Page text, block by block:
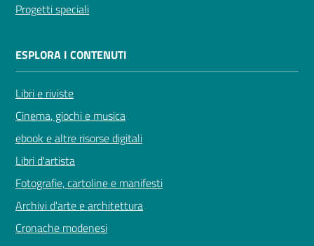
Progetti speciali
ESPLORA I CONTENUTI
Libri e riviste
Cinema, giochi e musica
ebook e altre risorse digitali
Libri d'artista
Fotografie, cartoline e manifesti
Archivi d'arte e architettura
Cronache modenesi